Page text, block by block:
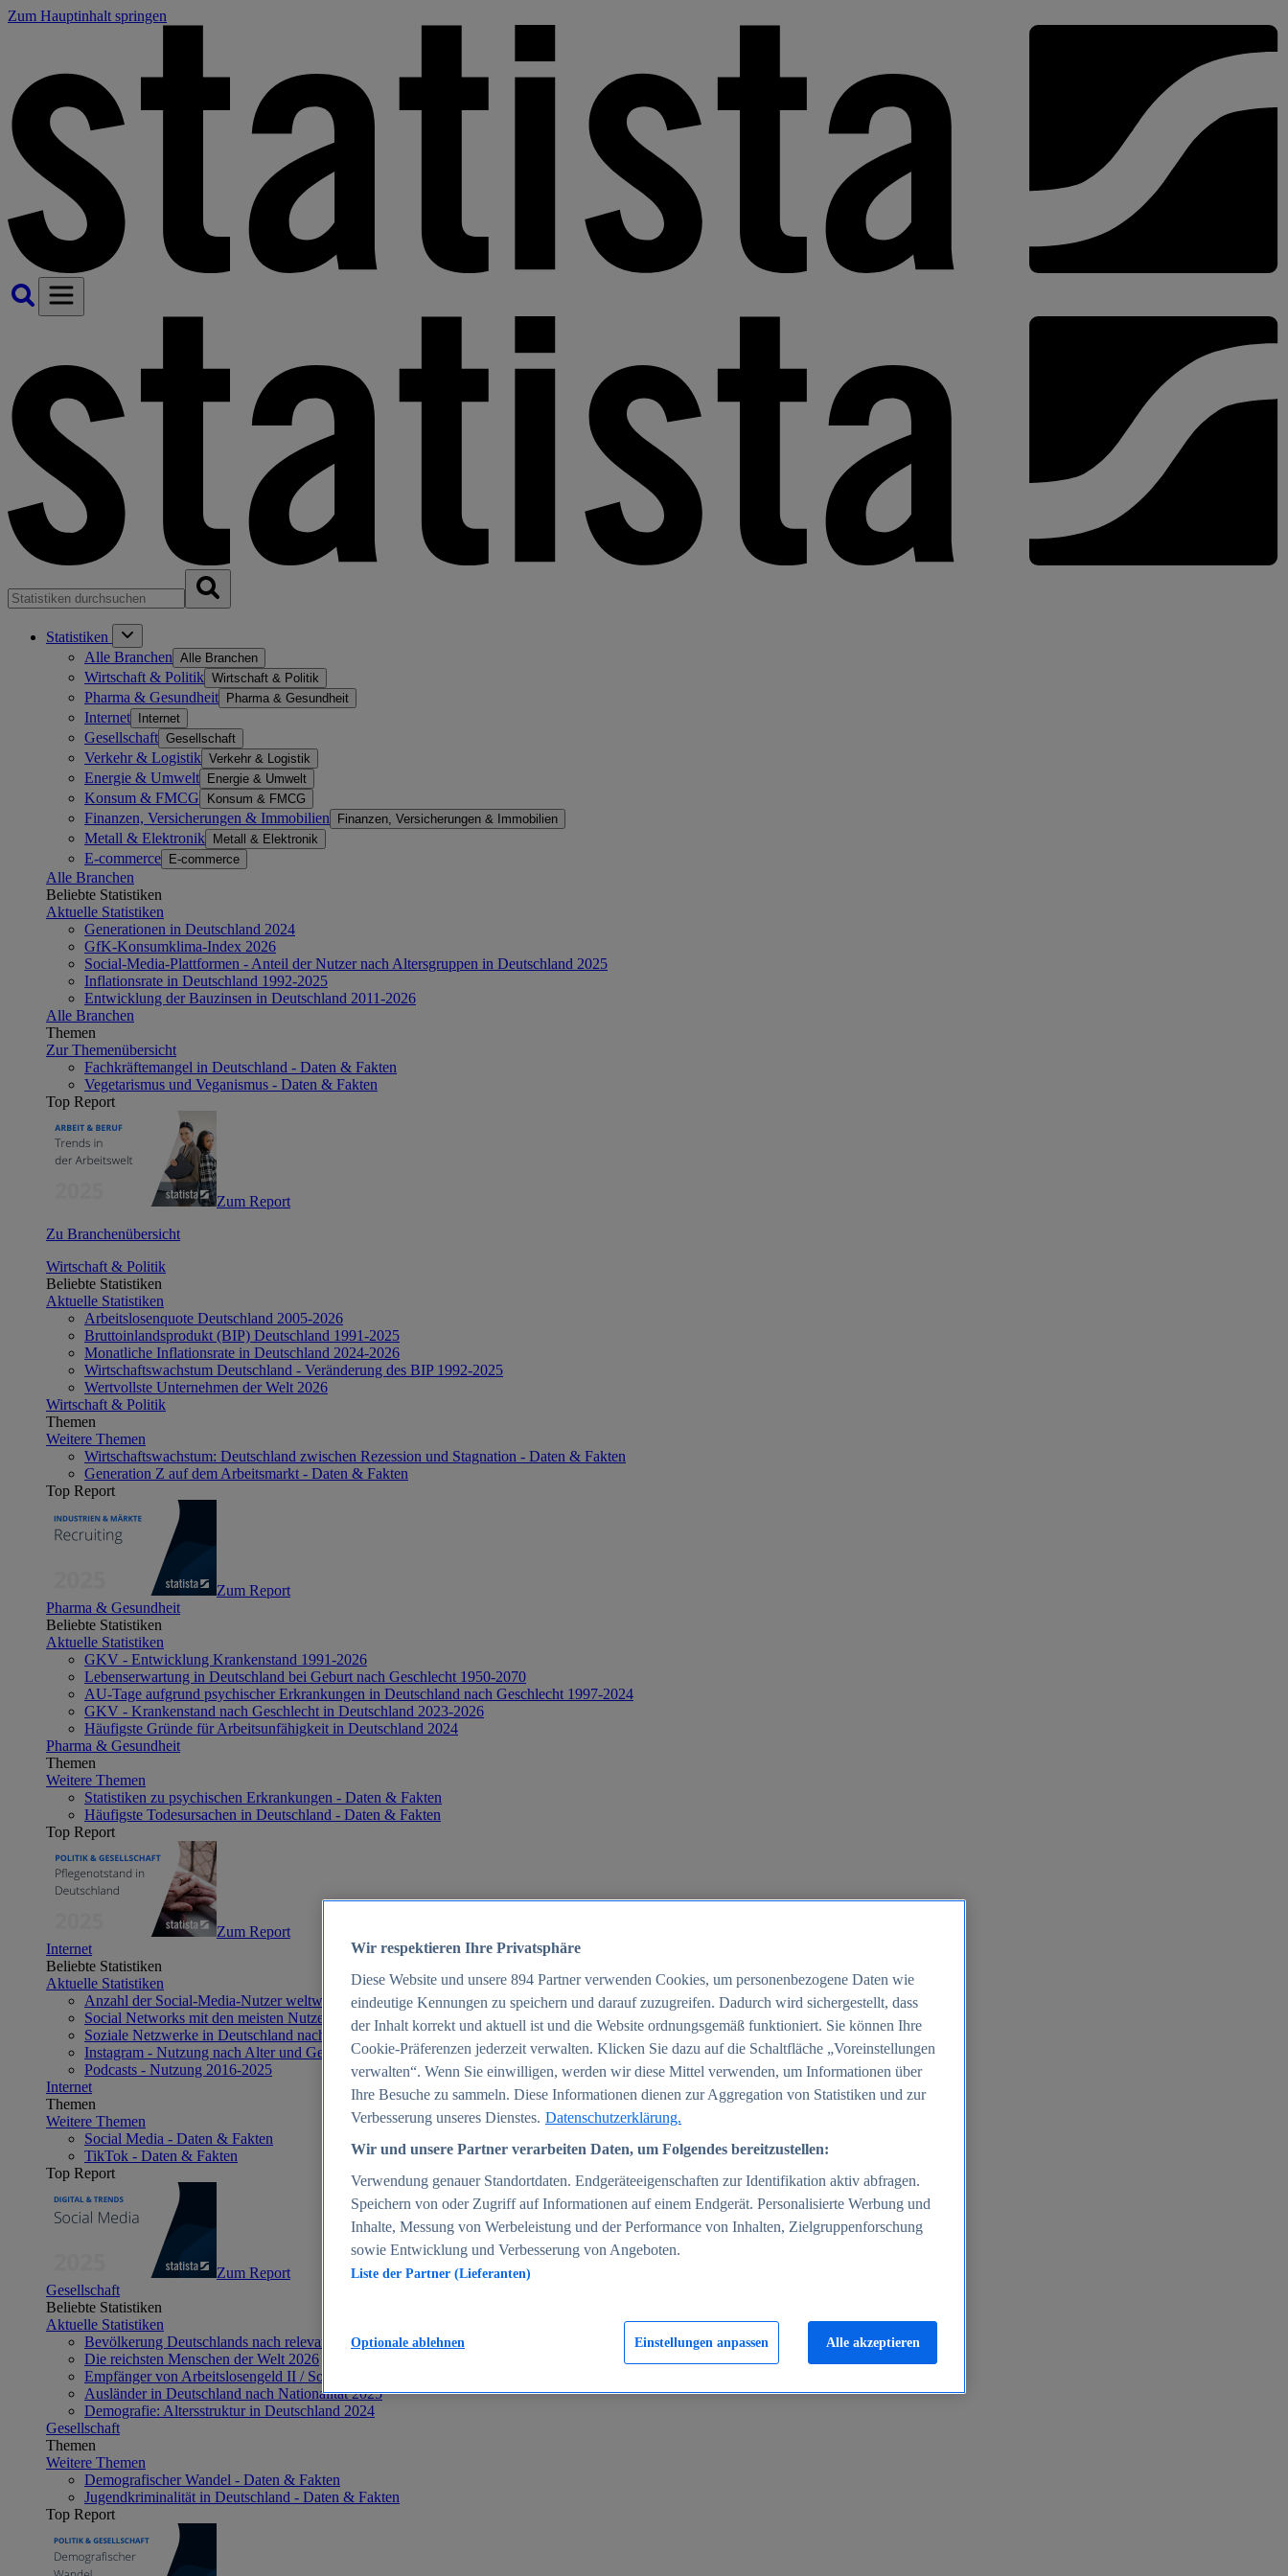
Zum Hauptinhalt springen
Statistiken
Alle Branchen Alle Branchen
Wirtschaft & Politik Wirtschaft & Politik
Pharma & Gesundheit Pharma & Gesundheit
Internet Internet
Gesellschaft Gesellschaft
Verkehr & Logistik Verkehr & Logistik
Energie & Umwelt Energie & Umwelt
Konsum & FMCG Konsum & FMCG
Finanzen, Versicherungen & Immobilien Finanzen, Versicherungen & Immobilien
Metall & Elektronik Metall & Elektronik
E-commerce E-commerce
Alle Branchen
Beliebte Statistiken
Aktuelle Statistiken
Generationen in Deutschland 2024
GfK-Konsumklima-Index 2026
Social-Media-Plattformen - Anteil der Nutzer nach Altersgruppen in Deutschland 2025
Inflationsrate in Deutschland 1992-2025
Entwicklung der Bauzinsen in Deutschland 2011-2026
Alle Branchen
Themen
Zur Themenübersicht
Fachkräftemangel in Deutschland - Daten & Fakten
Vegetarismus und Veganismus - Daten & Fakten
Top Report
Zum Report
Zu Branchenübersicht
Wirtschaft & Politik
Beliebte Statistiken
Aktuelle Statistiken
Arbeitslosenquote Deutschland 2005-2026
Bruttoinlandsprodukt (BIP) Deutschland 1991-2025
Monatliche Inflationsrate in Deutschland 2024-2026
Wirtschaftswachstum Deutschland - Veränderung des BIP 1992-2025
Wertvollste Unternehmen der Welt 2026
Wirtschaft & Politik
Themen
Weitere Themen
Wirtschaftswachstum: Deutschland zwischen Rezession und Stagnation - Daten & Fakten
Generation Z auf dem Arbeitsmarkt - Daten & Fakten
Top Report
Zum Report
Pharma & Gesundheit
Beliebte Statistiken
Aktuelle Statistiken
GKV - Entwicklung Krankenstand 1991-2026
Lebenserwartung in Deutschland bei Geburt nach Geschlecht 1950-2070
AU-Tage aufgrund psychischer Erkrankungen in Deutschland nach Geschlecht 1997-2024
GKV - Krankenstand nach Geschlecht in Deutschland 2023-2026
Häufigste Gründe für Arbeitsunfähigkeit in Deutschland 2024
Pharma & Gesundheit
Themen
Weitere Themen
Statistiken zu psychischen Erkrankungen - Daten & Fakten
Häufigste Todesursachen in Deutschland - Daten & Fakten
Top Report
Zum Report
Internet
Beliebte Statistiken
Aktuelle Statistiken
Anzahl der Social-Media-Nutzer weltweit 2012-2025
Social Networks mit den meisten Nutzern weltweit 2025
Soziale Netzwerke in Deutschland nach Generationen 2025
Instagram - Nutzung nach Alter und Geschlecht in Deutschland 2025
Podcasts - Nutzung 2016-2025
Internet
Themen
Weitere Themen
Social Media - Daten & Fakten
TikTok - Daten & Fakten
Top Report
Zum Report
Gesellschaft
Beliebte Statistiken
Aktuelle Statistiken
Bevölkerung Deutschlands nach relevanten Altersgruppen 2024
Die reichsten Menschen der Welt 2026
Empfänger von Arbeitslosengeld II / Sozialgeld / Bürgergeld in Deutschland 2005-2025
Ausländer in Deutschland nach Nationalität 2025
Demografie: Altersstruktur in Deutschland 2024
Gesellschaft
Themen
Weitere Themen
Demografischer Wandel - Daten & Fakten
Jugendkriminalität in Deutschland - Daten & Fakten
Top Report
Wir respektieren Ihre Privatsphäre
Diese Website und unsere 894 Partner verwenden Cookies, um personenbezogene Daten wie
eindeutige Kennungen zu speichern und darauf zuzugreifen. Dadurch wird sichergestellt, dass
der Inhalt korrekt und aktuell ist und die Website ordnungsgemäß funktioniert. Sie können Ihre
Cookie-Präferenzen jederzeit verwalten. Klicken Sie dazu auf die Schaltfläche „Voreinstellungen
verwalten“. Wenn Sie einwilligen, werden wir diese Mittel verwenden, um Informationen über
Ihre Besuche zu sammeln. Diese Informationen dienen zur Aggregation von Statistiken und zur
Verbesserung unseres Dienstes. Datenschutzerklärung.
Wir und unsere Partner verarbeiten Daten, um Folgendes bereitzustellen:
Verwendung genauer Standortdaten. Endgeräteeigenschaften zur Identifikation aktiv abfragen.
Speichern von oder Zugriff auf Informationen auf einem Endgerät. Personalisierte Werbung und
Inhalte, Messung von Werbeleistung und der Performance von Inhalten, Zielgruppenforschung
sowie Entwicklung und Verbesserung von Angeboten.
Liste der Partner (Lieferanten)
Einstellungen anpassen
Optionale ablehnen Alle akzeptieren